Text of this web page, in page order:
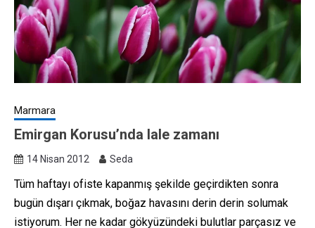
Marmara
Emirgan Korusu’nda lale zamanı
14 Nisan 2012 Seda
Tüm haftayı ofiste kapanmış şekilde geçirdikten sonra
bugün dışarı çıkmak, boğaz havasını derin derin solumak
istiyorum. Her ne kadar gökyüzündeki bulutlar parçasız ve